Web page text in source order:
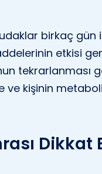
birkaç
etkisi
tekrarlanması
ve kişinin
Dikkat